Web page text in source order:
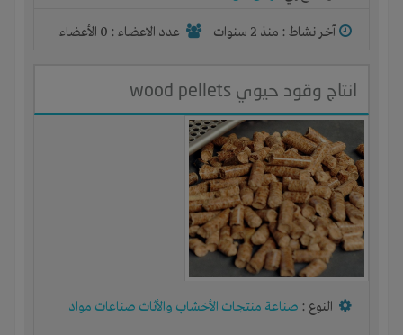
آخر نشاط : منذ 2 سنوات عدد الاعضاء : 0 الأعضاء
انتاج وقود حيوي wood pellets
النوع : صناعة منتجات الأخشاب والأثاث صناعات مواد